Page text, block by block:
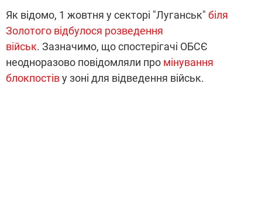
Як відомо, 1 жовтня у секторі "Луганськ" біля
Золотого відбулося розведення
військ. Зазначимо, що спостерігачі ОБСЄ
неодноразово повідомляли про мінування
блокпостіву зоні для відведення військ.